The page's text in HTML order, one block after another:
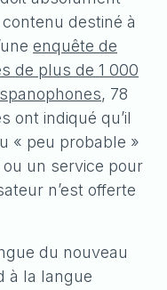
destiné à
enquête de
de plus de 1 000
, 78
ont indiqué qu’il
« peu probable »
un service pour
n’est offerte
du nouveau
à la langue